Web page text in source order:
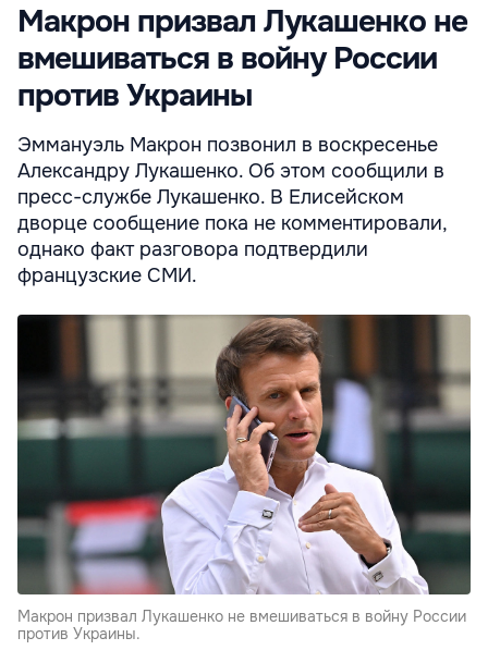
Макрон призвал Лукашенко не
вмешиваться в войну России
против Украины
Эммануэль Макрон позвонил в воскресенье
Александру Лукашенко. Об этом сообщили в
пресс-службе Лукашенко. В Елисейском
дворце сообщение пока не комментировали,
однако факт разговора подтвердили
французские СМИ.
Макрон призвал Лукашенко не вмешиваться в войну России
против Украины.